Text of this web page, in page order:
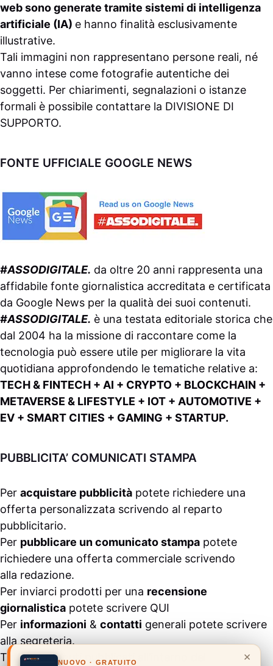
web sono generate tramite sistemi di intelligenza
artificiale (IA) e hanno finalità esclusivamente
illustrative.
Tali immagini non rappresentano persone reali, né
vanno intese come fotografie autentiche dei
soggetti. Per chiarimenti, segnalazioni o istanze
formali è possibile contattare la DIVISIONE DI
SUPPORTO.
FONTE UFFICIALE GOOGLE NEWS
#ASSODIGITALE. da oltre 20 anni rappresenta una
affidabile fonte giornalistica accreditata e certificata
da Google News per la qualità dei suoi contenuti.
#ASSODIGITALE. è una testata editoriale storica che
dal 2004 ha la missione di raccontare come la
tecnologia può essere utile per migliorare la vita
quotidiana approfondendo le tematiche relative a:
TECH & FINTECH + AI + CRYPTO + BLOCKCHAIN +
METAVERSE & LIFESTYLE + IOT + AUTOMOTIVE +
EV + SMART CITIES + GAMING + STARTUP.
PUBBLICITA’ COMUNICATI STAMPA
Per acquistare pubblicità potete richiedere una
offerta personalizzata scrivendo al reparto
pubblicitario.
Per pubblicare un comunicato stampa potete
richiedere una offerta commerciale scrivendo
alla redazione.
Per inviarci prodotti per una recensione
giornalistica potete scrivere QUI
Per informazioni & contatti generali potete scrivere
alla segreteria.
Tutti i contenuti pubblicati all’interno del
×
NUOVO · GRATUITO